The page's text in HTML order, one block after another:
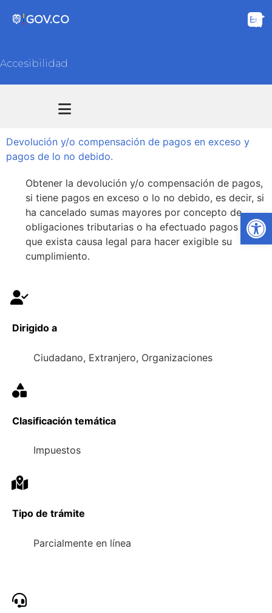
Accesibilidad
Devolución y/o compensación de pagos en exceso y
pagos de lo no debido.
Obtener la devolución y/o compensación de pagos,
si tiene pagos en exceso o lo no debido, es decir, si
ha cancelado sumas mayores por concepto de
obligaciones tributarias o ha efectuado pagos sin
que exista causa legal para hacer exigible su
cumplimiento.
Dirigido a
Ciudadano, Extranjero, Organizaciones
Clasificación temática
Impuestos
Tipo de trámite
Parcialmente en línea